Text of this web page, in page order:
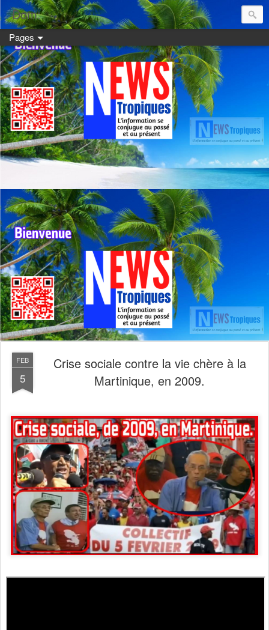
Dom:
Pages
FEB
5
Crise sociale contre la vie chère à la
Martinique, en 2009.